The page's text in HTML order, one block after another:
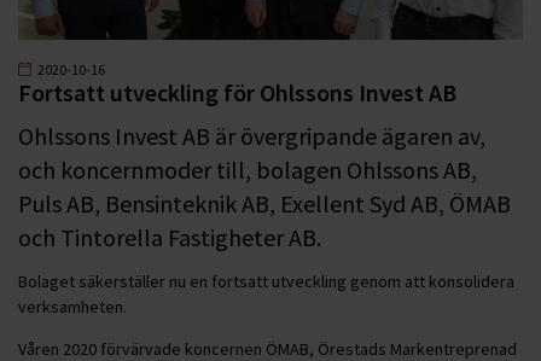
2020-10-16
Fortsatt utveckling för Ohlssons Invest AB
Ohlssons Invest AB är övergripande ägaren av,
och koncernmoder till, bolagen Ohlssons AB,
Puls AB, Bensinteknik AB, Exellent Syd AB, ÖMAB
och Tintorella Fastigheter AB.
Bolaget säkerställer nu en fortsatt utveckling genom att konsolidera
verksamheten.
Våren 2020 förvärvade koncernen ÖMAB, Örestads Markentreprenad